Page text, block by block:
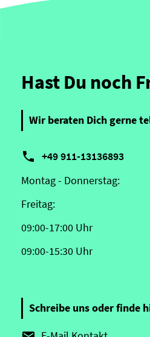
Hast Du noch
Wir beraten Dich gerne
 +49 911-13136893
Montag - Donnerstag:
Freitag:
09:00-17:00 Uhr
09:00-15:30 Uhr
Schreibe uns oder finde